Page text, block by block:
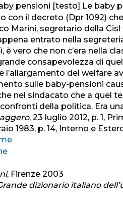
pensioni [testo] Le baby
il decreto (Dpr 1092)
Marini, segretario della Cisl
entrato nella
è vero che non c’era nella
consapevolezza di
l’allargamento del welfare
sulle baby-pensioni
nel sindacato che a quel
della politica. Era
, 23 luglio 2012, p. 1,
1983, p. 14, Interno e
, Firenze 2003
dizionario italiano